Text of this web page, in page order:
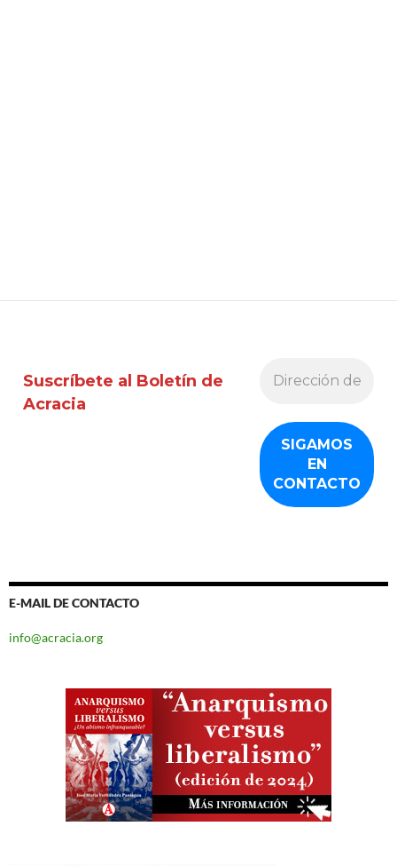
Suscríbete al Boletín de
Acracia
E-MAIL DE CONTACTO
info@acracia.org